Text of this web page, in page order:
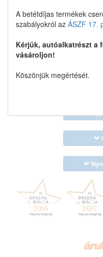
A betétdíjas termékek
szabályokról az ÁSZF 17.
Kérjük, autóalkatrészt a
vásároljon!
Köszönjük megértését.
9589550G00